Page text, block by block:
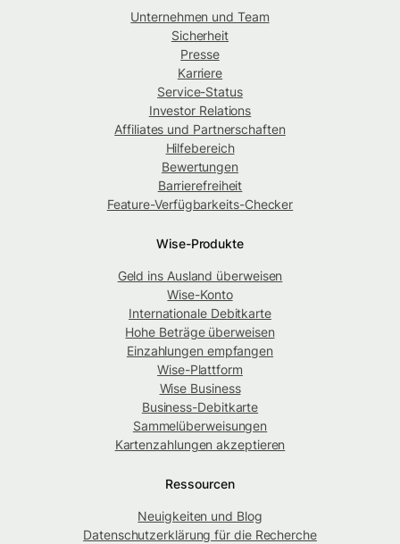
Unternehmen und Team
Sicherheit
Presse
Karriere
Service-Status
Investor Relations
Affiliates und Partnerschaften
Hilfebereich
Bewertungen
Barrierefreiheit
Feature-Verfügbarkeits-Checker
Wise-Produkte
Geld ins Ausland überweisen
Wise-Konto
Internationale Debitkarte
Hohe Beträge überweisen
Einzahlungen empfangen
Wise-Plattform
Wise Business
Business-Debitkarte
Sammelüberweisungen
Kartenzahlungen akzeptieren
Ressourcen
Neuigkeiten und Blog
Datenschutzerklärung für die Recherche